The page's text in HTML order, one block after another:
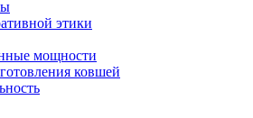
этики
мощности
ковшей